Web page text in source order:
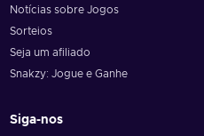
Notícias sobre Jogos
Sorteios
Seja um afiliado
Snakzy: Jogue e Ganhe
Siga-nos